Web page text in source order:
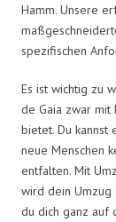
Hamm. Unsere
spezifischen
Es ist wichtig zu
de Gaia zwar mit
bietet. Du kannst
neue Menschen
entfalten. Mit
wird dein Umzug
du dich ganz auf